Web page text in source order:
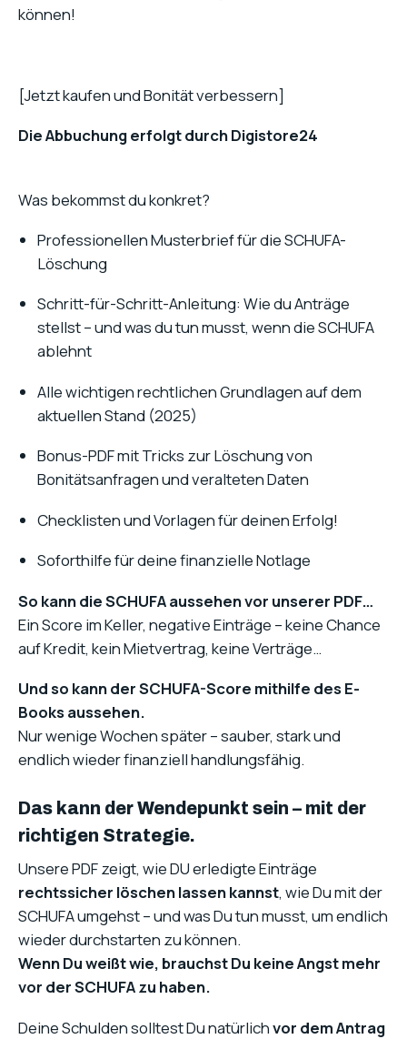
können!
[Jetzt kaufen und Bonität verbessern]
Die Abbuchung erfolgt durch Digistore24
Was bekommst du konkret?
Professionellen Musterbrief für die SCHUFA-
Löschung
Schritt-für-Schritt-Anleitung: Wie du Anträge
stellst – und was du tun musst, wenn die SCHUFA
ablehnt
Alle wichtigen rechtlichen Grundlagen auf dem
aktuellen Stand (2025)
Bonus-PDF mit Tricks zur Löschung von
Bonitätsanfragen und veralteten Daten
Checklisten und Vorlagen für deinen Erfolg!
Soforthilfe für deine finanzielle Notlage
So kann die SCHUFA aussehen vor unserer PDF…
Ein Score im Keller, negative Einträge – keine Chance
auf Kredit, kein Mietvertrag, keine Verträge…
Und so kann der SCHUFA-Score mithilfe des E-
Books aussehen.
Nur wenige Wochen später – sauber, stark und
endlich wieder finanziell handlungsfähig.
Das kann der Wendepunkt sein – mit der
richtigen Strategie.
Unsere PDF zeigt, wie DU erledigte Einträge
rechtssicher löschen lassen kannst, wie Du mit der
SCHUFA umgehst – und was Du tun musst, um endlich
wieder durchstarten zu können.
Wenn Du weißt wie, brauchst Du keine Angst mehr
vor der SCHUFA zu haben.
Deine Schulden solltest Du natürlichvor dem Antrag